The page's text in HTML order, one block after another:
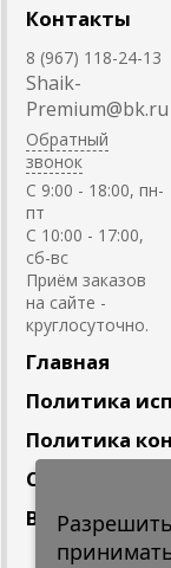
Контакты
8 (967) 118-24-13
Shaik-
Premium@bk.ru
Обратный
звонок
C 9:00 - 18:00, пн-
пт
С 10:00 - 17:00,
сб-вс
Приём заказов
на сайте -
круглосуточно.
Главная
Политика
Политика
Вакансии